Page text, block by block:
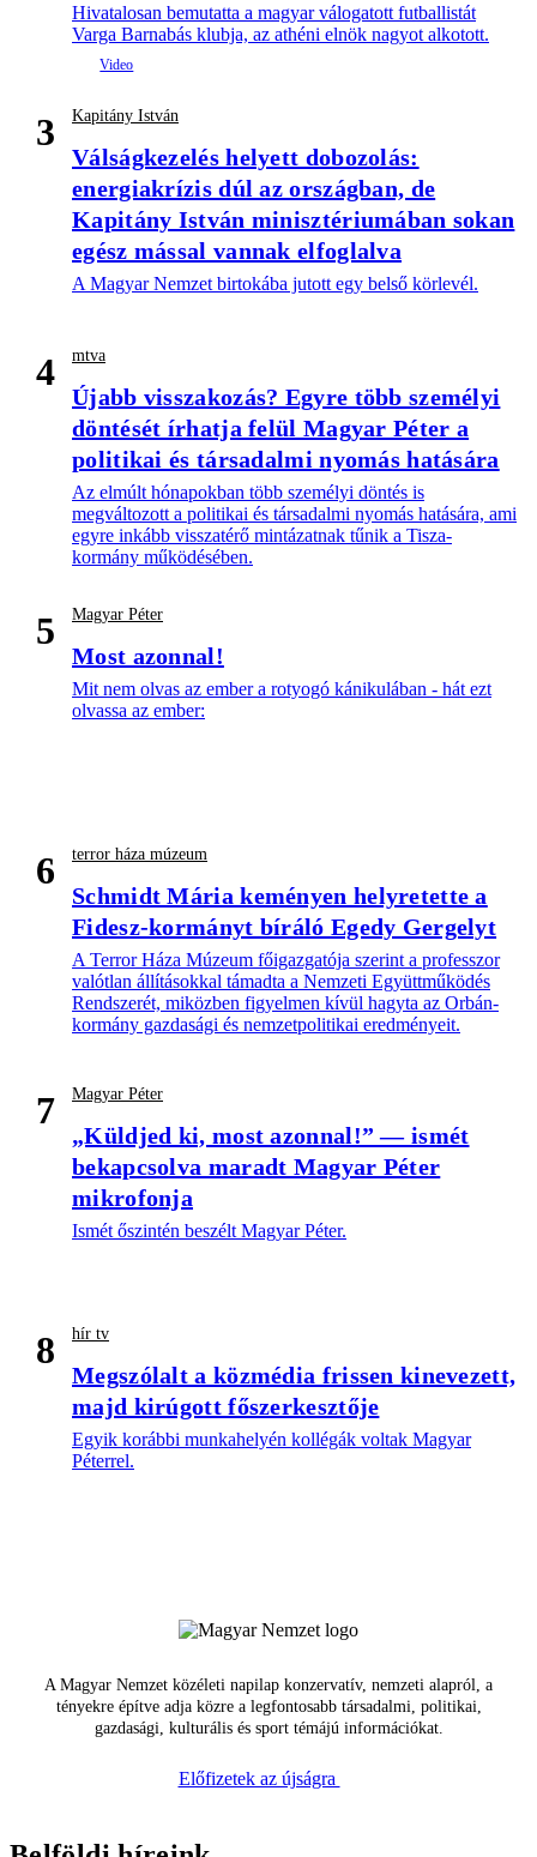
Hivatalosan bemutatta a magyar válogatott futballistát
Varga Barnabás klubja, az athéni elnök nagyot alkotott.
3 Kapitány István
Válságkezelés helyett dobozolás:
energiakrízis dúl az országban, de
Kapitány István minisztériumában sokan
egész mással vannak elfoglalva
A Magyar Nemzet birtokába jutott egy belső körlevél.
4 mtva
Újabb visszakozás? Egyre több személyi
döntését írhatja felül Magyar Péter a
politikai és társadalmi nyomás hatására
Az elmúlt hónapokban több személyi döntés is
megváltozott a politikai és társadalmi nyomás hatására, ami
egyre inkább visszatérő mintázatnak tűnik a Tisza-
kormány működésében.
5 Magyar Péter
Most azonnal!
Mit nem olvas az ember a rotyogó kánikulában - hát ezt
olvassa az ember:
6 terror háza múzeum
Schmidt Mária keményen helyretette a
Fidesz-kormányt bíráló Egedy Gergelyt
A Terror Háza Múzeum főigazgatója szerint a professzor
valótlan állításokkal támadta a Nemzeti Együttműködés
Rendszerét, miközben figyelmen kívül hagyta az Orbán-
kormány gazdasági és nemzetpolitikai eredményeit.
7 Magyar Péter
„Küldjed ki, most azonnal!” — ismét
bekapcsolva maradt Magyar Péter
mikrofonja
Ismét őszintén beszélt Magyar Péter.
8 hír tv
Megszólalt a közmédia frissen kinevezett,
majd kirúgott főszerkesztője
Egyik korábbi munkahelyén kollégák voltak Magyar
Péterrel.
A Magyar Nemzet közéleti napilap konzervatív, nemzeti alapról, a
tényekre építve adja közre a legfontosabb társadalmi, politikai,
gazdasági, kulturális és sport témájú információkat.
Előfizetek az újságra